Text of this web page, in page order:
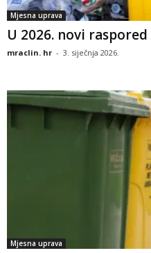
Mjesna uprava
U 2026. novi
mraclin. hr - 3. siječnja 2026.
Mjesna uprava